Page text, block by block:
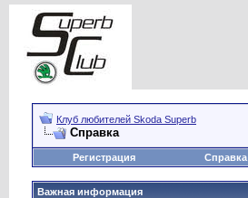
Клуб любителей Skoda Superb
Справка
Регистрация Справка
Важная информация